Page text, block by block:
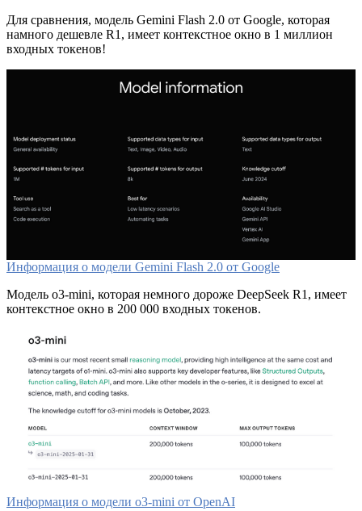
Для сравнения, модель Gemini Flash 2.0 от Google, которая
намного дешевле R1, имеет контекстное окно в 1 миллион
входных токенов!
Информация о модели Gemini Flash 2.0 от Google
Модель o3-mini, которая немного дороже DeepSeek R1, имеет
контекстное окно в 200 000 входных токенов.
Информация о модели o3-mini от OpenAI